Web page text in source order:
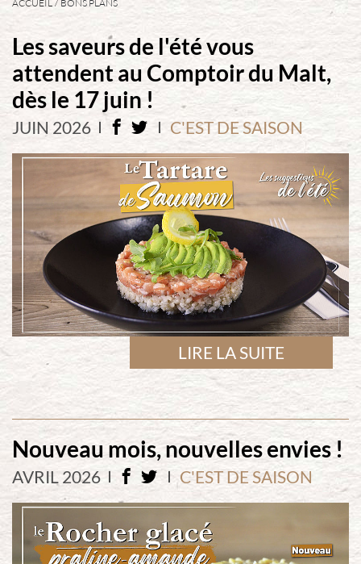
ACCUEIL BONS PLANS
Les saveurs de l'été vous
attendent au Comptoir du Malt,
dès le 17 juin !
JUIN 2026 C'EST DE SAISON
LIRE LA SUITE
Nouveau mois, nouvelles envies !
AVRIL 2026 C'EST DE SAISON